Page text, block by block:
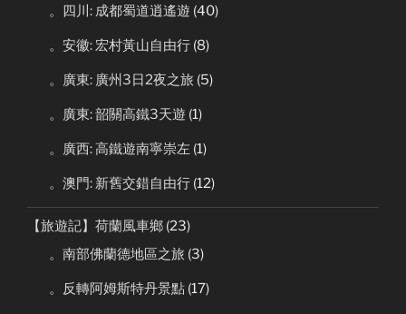
。四川: 成都蜀道逍遙遊 (40)
。安徽: 宏村黃山自由行 (8)
。廣東: 廣州3日2夜之旅 (5)
。廣東: 韶關高鐵3天遊 (1)
。廣西: 高鐵遊南寧崇左 (1)
。澳門: 新舊交錯自由行 (12)
【旅遊記】荷蘭風車鄉 (23)
。南部佛蘭德地區之旅 (3)
。反轉阿姆斯特丹景點 (17)